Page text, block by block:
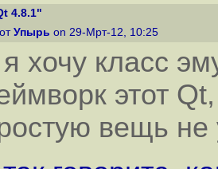
4.8.1"
Упырь on 29-Мрт-12, 10:25
хочу класс
этот
вещь не